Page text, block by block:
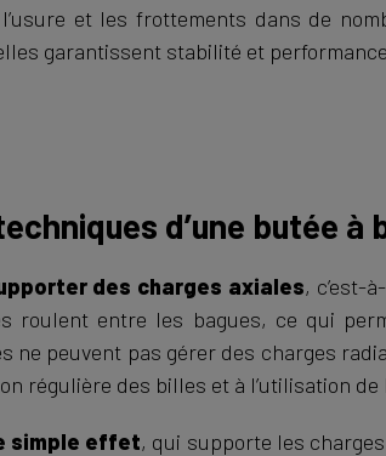
et les frottements dans de
garantissent stabilité et
d’une butée à
des charges axiales, c’est-
roulent entre les bagues, ce qui
ne peuvent pas gérer des charges
régulière des billes et à l’utilisation
simple effet, qui supporte les